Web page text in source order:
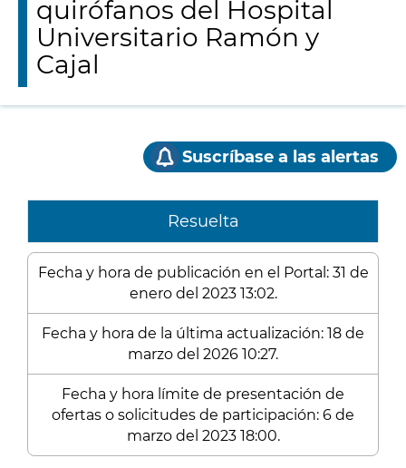
quirófanos del Hospital
Universitario Ramón y
Cajal
Suscríbase a las alertas
Resuelta
Fecha y hora de publicación en el Portal: 31 de
enero del 2023 13:02.
Fecha y hora de la última actualización: 18 de
marzo del 2026 10:27.
Fecha y hora límite de presentación de
ofertas o solicitudes de participación: 6 de
marzo del 2023 18:00.